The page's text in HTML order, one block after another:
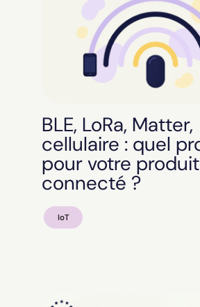
BLE, LoRa, Matter,
cellulaire : quel
pour votre produit
connecté ?
IoT